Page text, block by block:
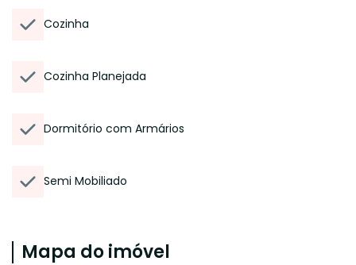
Cozinha
Cozinha Planejada
Dormitório com Armários
Semi Mobiliado
Mapa do imóvel